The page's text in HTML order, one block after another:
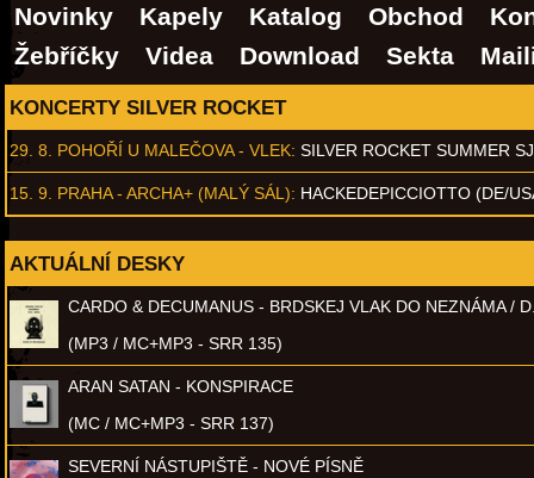
Novinky Kapely Katalog Obchod
Žebříčky
Videa Download Sekta
KONCERTY SILVER ROCKET
29. 8. POHOŘÍ U MALEČOVA - VLEK: SILVER ROCKET SUMMER
15. 9. PRAHA - ARCHA+ (MALÝ SÁL): HACKEDEPICCIOTTO (DE/
AKTUÁLNÍ DESKY
CARDO & DECUMANUS - BRDSKEJ VLAK DO NEZNÁMA /
(MP3 / MC+MP3 - SRR 135)
ARAN SATAN - KONSPIRACE
(MC / MC+MP3 - SRR 137)
SEVERNÍ NÁSTUPIŠTĚ - NOVÉ PÍSNĚ